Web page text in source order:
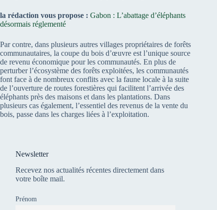
la rédaction vous propose : Gabon : L’abattage d’éléphants
désormais réglementé
Par contre, dans plusieurs autres villages propriétaires de forêts
communautaires, la coupe du bois d’œuvre est l’unique source
de revenu économique pour les communautés. En plus de
perturber l’écosystème des forêts exploitées, les communautés
font face à de nombreux conflits avec la faune locale à la suite
de l’ouverture de routes forestières qui facilitent l’arrivée des
éléphants près des maisons et dans les plantations. Dans
plusieurs cas également, l’essentiel des revenus de la vente du
bois, passe dans les charges liées à l’exploitation.
Newsletter
Recevez nos actualités récentes directement dans
votre boîte mail.
Prénom